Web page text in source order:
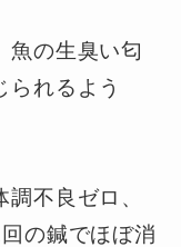
魚の生臭い匂
られるよう
不良ゼロ、
の鍼でほぼ消